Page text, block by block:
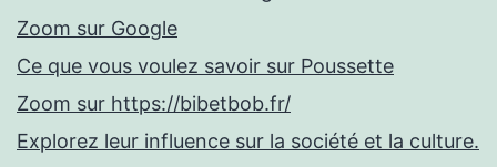
Zoom sur Google
Ce que vous voulez savoir sur Poussette
Zoom sur https://bibetbob.fr/
Explorez leur influence sur la société et la culture.